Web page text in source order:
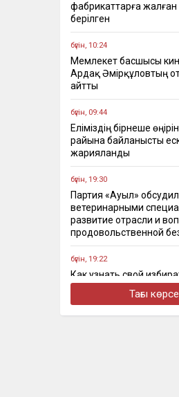
фабрикаттарға
берілген
бүгін, 10:24
Мемлекет басшысы
Ардақ Әмірқұловтың
айтты
бүгін, 09:44
Еліміздің бірнеше
райына байланысты
жарияланды
бүгін, 19:30
Партия «Ауыл»
ветеринарными
развитие отрасли и
продовольственной
бүгін, 19:22
Как узнать свой
участок перед
онлайн-сервисТағы